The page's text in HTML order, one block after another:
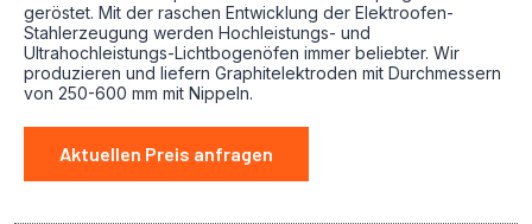
geröstet. Mit der raschen Entwicklung der Elektroofen-
Stahlerzeugung werden Hochleistungs- und
Ultrahochleistungs-Lichtbogenöfen immer beliebter. Wir
produzieren und liefern Graphitelektroden mit Durchmessern
von 250-600 mm mit Nippeln.
Aktuellen Preis anfragen